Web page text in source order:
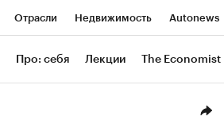
Отрасли Недвижимость Autonews
РБК Life Тренды Визионеры
Про: себя Лекции The Economist